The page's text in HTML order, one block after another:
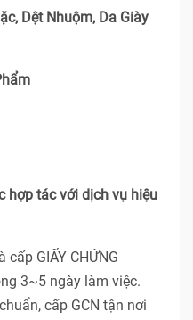
Dệt Nhuộm, Da Giày
hợp tác với dịch vụ hiệu
GIẤY CHỨNG
3~5 ngày làm việc.
cấp GCN tận nơi